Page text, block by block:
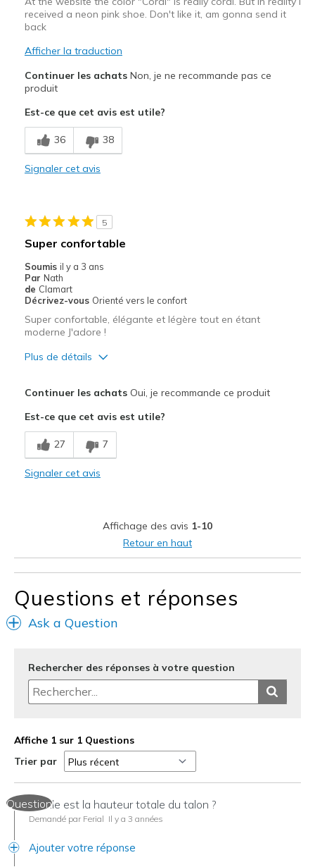
received a neon pink shoe. Don't like it, am gonna send it
back
Afficher la traduction
Continuer les achatsNon, je ne recommande pas ce
produit
Est-ce que cet avis est utile?
36 38
Signaler cet avis
5
Super confortable
Soumis il y a 3 ans
Par Nath
de Clamart
Décrivez-vous Orienté vers le confort
Super confortable, élégante et légère tout en étant
moderne J'adore !
Plus de détails
Correspond bien à la photo
Design séduisant
Taille
Chaussures
être portées
Continuer les achatsOui, je recommande ce produit
Est-ce que cet avis est utile?
27 7
Signaler cet avis
Affichage des avis 1-10
Retour en haut
Questions et réponses
Ask a Question
Rechercher des réponses à votre question
Affiche 1 sur 1 Questions
Trier par
QuestionQuelle est la hauteur totale du talon ?
Demandé par Ferial Il y a 3 années
Ajouter votre réponse